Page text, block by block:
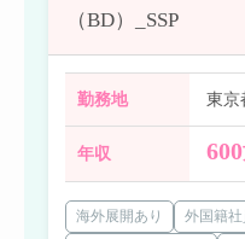
（BD）_SSP
勤務地 東京
年収 600
海外展開あり 外国籍